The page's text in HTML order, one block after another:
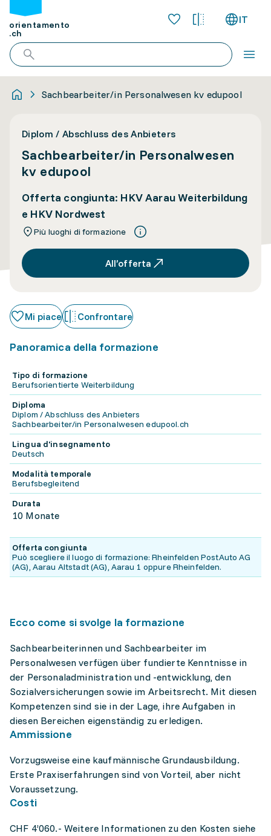
orientamento
.ch
IT
Sachbearbeiter/in Personalwesen kv edupool
Diplom / Abschluss des Anbieters
Sachbearbeiter/in Personalwesen
kv edupool
Offerta congiunta: HKV Aarau Weiterbildung
e HKV Nordwest
Più luoghi di formazione
All’offerta
Mi piace Confrontare
Panoramica della formazione
Tipo di formazione
Berufsorientierte Weiterbildung
Diploma
Diplom / Abschluss des Anbieters
Sachbearbeiter/in Personalwesen edupool.ch
Lingua d'insegnamento
Deutsch
Modalità temporale
Berufsbegleitend
Durata
10 Monate
Offerta congiunta
Può scegliere il luogo di formazione: Rheinfelden PostAuto AG
(AG), Aarau Altstadt (AG), Aarau 1 oppure Rheinfelden.
Ecco come si svolge la formazione
Sachbearbeiterinnen und Sachbearbeiter im
Personalwesen verfügen über fundierte Kenntnisse in
der Personaladministration und -entwicklung, den
Sozialversicherungen sowie im Arbeitsrecht. Mit diesen
Kompetenzen sind sie in der Lage, ihre Aufgaben in
diesen Bereichen eigenständig zu erledigen.
Ammissione
Vorzugsweise eine kaufmännische Grundausbildung.
Erste Praxiserfahrungen sind von Vorteil, aber nicht
Voraussetzung.
Costi
CHF 4’060.- Weitere Informationen zu den Kosten siehe